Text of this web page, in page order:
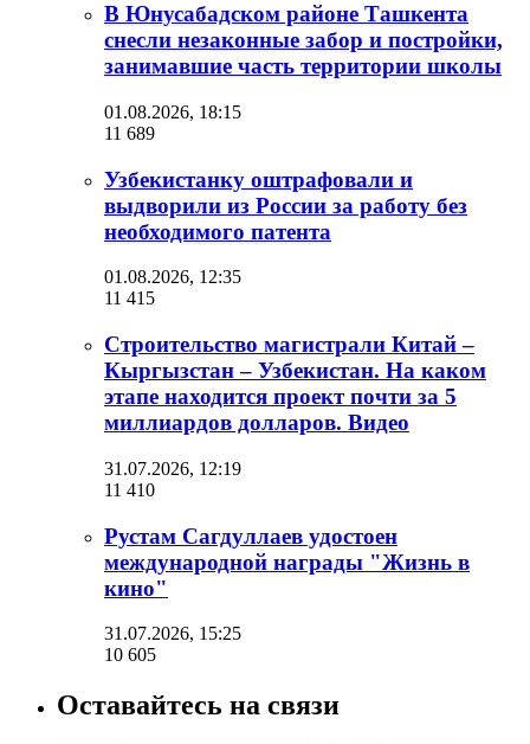
В Юнусабадском районе Ташкента
снесли незаконные забор и постройки,
занимавшие часть территории школы
01.08.2026, 18:15
11 689
Узбекистанку оштрафовали и
выдворили из России за работу без
необходимого патента
01.08.2026, 12:35
11 415
Строительство магистрали Китай –
Кыргызстан – Узбекистан. На каком
этапе находится проект почти за 5
миллиардов долларов. Видео
31.07.2026, 12:19
11 410
Рустам Сагдуллаев удостоен
международной награды "Жизнь в
кино"
31.07.2026, 15:25
10 605
Оставайтесь на связи